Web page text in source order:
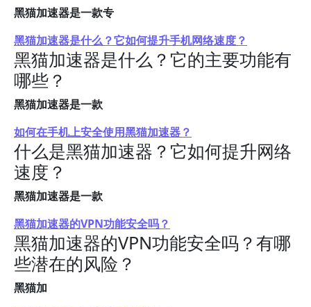
黑猫加速器是一款专
黑猫加速器是什么？它如何提升手机网络速度？
黑猫加速器是什么？它的主要功能有
哪些？
黑猫加速器是一款
如何在手机上安全使用黑猫加速器？
什么是黑猫加速器？它如何提升网络
速度？
黑猫加速器是一款
黑猫加速器的VPN功能安全吗？
黑猫加速器的VPN功能安全吗？有哪
些潜在的风险？
黑猫加